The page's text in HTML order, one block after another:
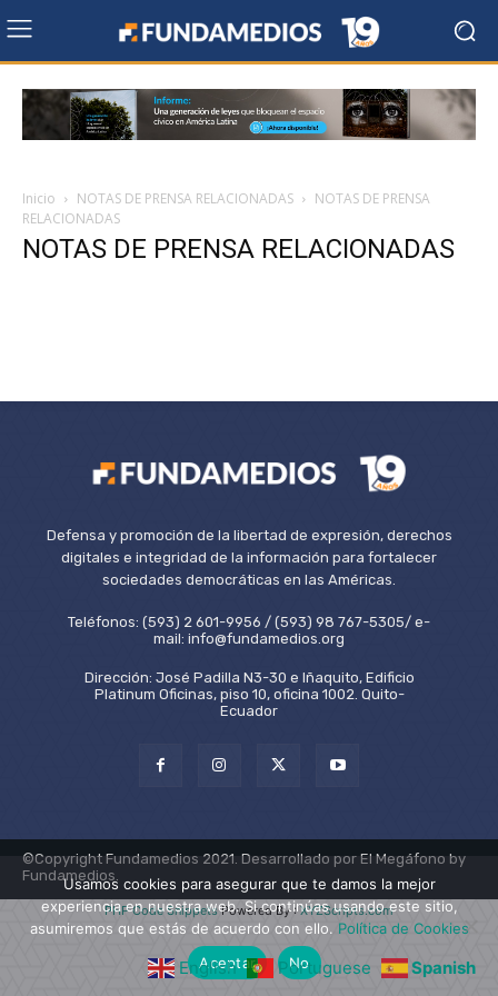
Inicio NOTAS DE PRENSA RELACIONADAS
NOTAS DE PRENSA
RELACIONADAS
NOTAS DE PRENSA RELACIONADAS
Defensa y promoción de la libertad de expresión, derechos
digitales e integridad de la información para fortalecer
sociedades democráticas en las Américas.
Teléfonos: (593) 2 601-9956 / (593) 98 767-5305/ e-
mail: info@fundamedios.org
Dirección: José Padilla N3-30 e Iñaquito, Edificio
Platinum Oficinas, piso 10, oficina 1002. Quito-
Ecuador
©Copyright Fundamedios 2021. Desarrollado por El Megáfono by
Fundamedios.
English Portuguese Spanish
PHP Code SnippetsPowered By :XYZScripts.com
Usamos cookies para asegurar que te damos la mejor
experiencia en nuestra web. Si continúas usando este sitio,
asumiremos que estás de acuerdo con ello. Política de Cookies
Aceptar
No